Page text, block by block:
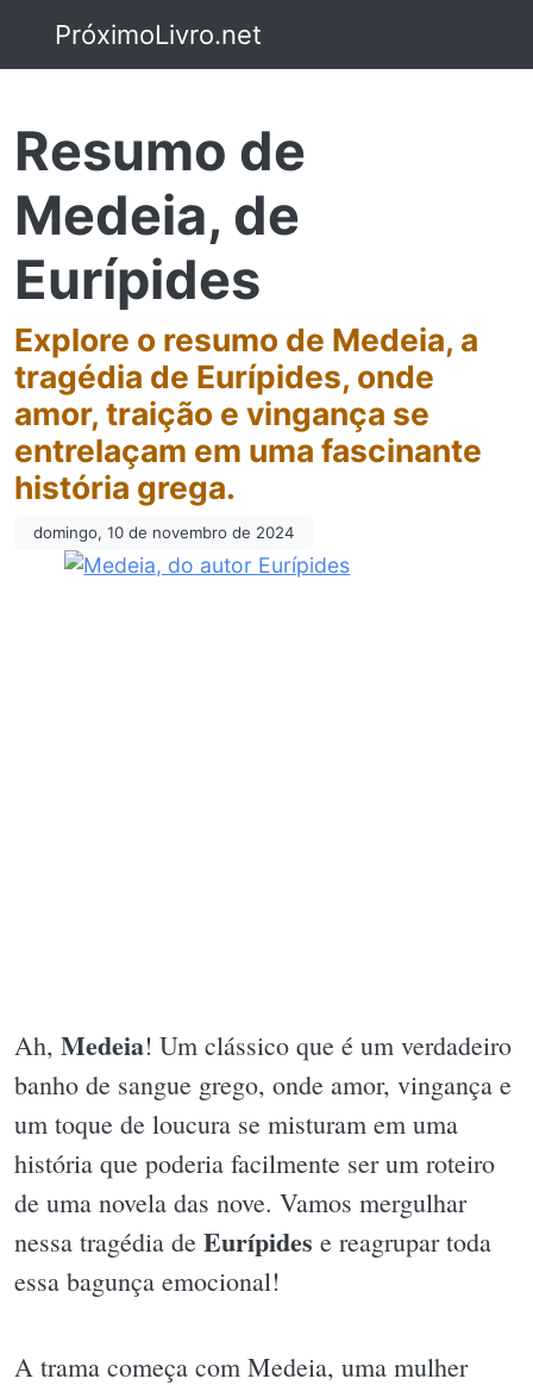
PróximoLivro.net
Resumo de
Medeia, de
Eurípides
Explore o resumo de Medeia, a
tragédia de Eurípides, onde
amor, traição e vingança se
entrelaçam em uma fascinante
história grega.
domingo, 10 de novembro de 2024
Ah, Medeia! Um clássico que é um verdadeiro
banho de sangue grego, onde amor, vingança e
um toque de loucura se misturam em uma
história que poderia facilmente ser um roteiro
de uma novela das nove. Vamos mergulhar
nessa tragédia de Eurípides e reagrupar toda
essa bagunça emocional!
A trama começa com Medeia, uma mulher